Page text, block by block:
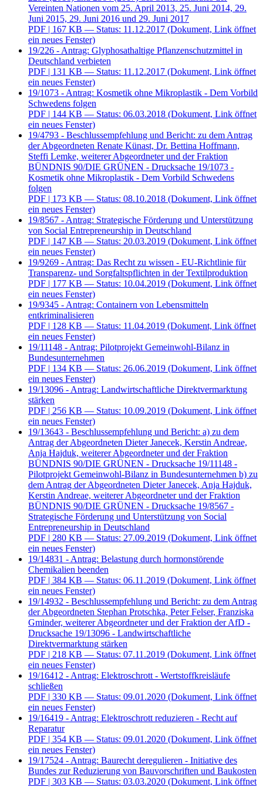
Vereinten Nationen vom 25. April 2013, 25. Juni 2014, 29.
Juni 2015, 29. Juni 2016 und 29. Juni 2017
PDF | 167 KB — Status: 11.12.2017 (Dokument, Link öffnet
ein neues Fenster)
19/226 - Antrag: Glyphosathaltige Pflanzenschutzmittel in
Deutschland verbieten
PDF | 131 KB — Status: 11.12.2017 (Dokument, Link öffnet
ein neues Fenster)
19/1073 - Antrag: Kosmetik ohne Mikroplastik - Dem Vorbild
Schwedens folgen
PDF | 144 KB — Status: 06.03.2018 (Dokument, Link öffnet
ein neues Fenster)
19/4793 - Beschlussempfehlung und Bericht: zu dem Antrag
der Abgeordneten Renate Künast, Dr. Bettina Hoffmann,
Steffi Lemke, weiterer Abgeordneter und der Fraktion
BÜNDNIS 90/DIE GRÜNEN - Drucksache 19/1073 -
Kosmetik ohne Mikroplastik - Dem Vorbild Schwedens
folgen
PDF | 173 KB — Status: 08.10.2018 (Dokument, Link öffnet
ein neues Fenster)
19/8567 - Antrag: Strategische Förderung und Unterstützung
von Social Entrepreneurship in Deutschland
PDF | 147 KB — Status: 20.03.2019 (Dokument, Link öffnet
ein neues Fenster)
19/9269 - Antrag: Das Recht zu wissen - EU-Richtlinie für
Transparenz- und Sorgfaltspflichten in der Textilproduktion
PDF | 177 KB — Status: 10.04.2019 (Dokument, Link öffnet
ein neues Fenster)
19/9345 - Antrag: Containern von Lebensmitteln
entkriminalisieren
PDF | 128 KB — Status: 11.04.2019 (Dokument, Link öffnet
ein neues Fenster)
19/11148 - Antrag: Pilotprojekt Gemeinwohl-Bilanz in
Bundesunternehmen
PDF | 134 KB — Status: 26.06.2019 (Dokument, Link öffnet
ein neues Fenster)
19/13096 - Antrag: Landwirtschaftliche Direktvermarktung
stärken
PDF | 256 KB — Status: 10.09.2019 (Dokument, Link öffnet
ein neues Fenster)
19/13643 - Beschlussempfehlung und Bericht: a) zu dem
Antrag der Abgeordneten Dieter Janecek, Kerstin Andreae,
Anja Hajduk, weiterer Abgeordneter und der Fraktion
BÜNDNIS 90/DIE GRÜNEN - Drucksache 19/11148 -
Pilotprojekt Gemeinwohl-Bilanz in Bundesunternehmen b) zu
dem Antrag der Abgeordneten Dieter Janecek, Anja Hajduk,
Kerstin Andreae, weiterer Abgeordneter und der Fraktion
BÜNDNIS 90/DIE GRÜNEN - Drucksache 19/8567 -
Strategische Förderung und Unterstützung von Social
Entrepreneurship in Deutschland
PDF | 280 KB — Status: 27.09.2019 (Dokument, Link öffnet
ein neues Fenster)
19/14831 - Antrag: Belastung durch hormonstörende
Chemikalien beenden
PDF | 384 KB — Status: 06.11.2019 (Dokument, Link öffnet
ein neues Fenster)
19/14932 - Beschlussempfehlung und Bericht: zu dem Antrag
der Abgeordneten Stephan Protschka, Peter Felser, Franziska
Gminder, weiterer Abgeordneter und der Fraktion der AfD -
Drucksache 19/13096 - Landwirtschaftliche
Direktvermarktung stärken
PDF | 218 KB — Status: 07.11.2019 (Dokument, Link öffnet
ein neues Fenster)
19/16412 - Antrag: Elektroschrott - Wertstoffkreisläufe
schließen
PDF | 330 KB — Status: 09.01.2020 (Dokument, Link öffnet
ein neues Fenster)
19/16419 - Antrag: Elektroschrott reduzieren - Recht auf
Reparatur
PDF | 354 KB — Status: 09.01.2020 (Dokument, Link öffnet
ein neues Fenster)
19/17524 - Antrag: Baurecht deregulieren - Initiative des
Bundes zur Reduzierung von Bauvorschriften und Baukosten
PDF | 303 KB — Status: 03.03.2020 (Dokument, Link öffnet